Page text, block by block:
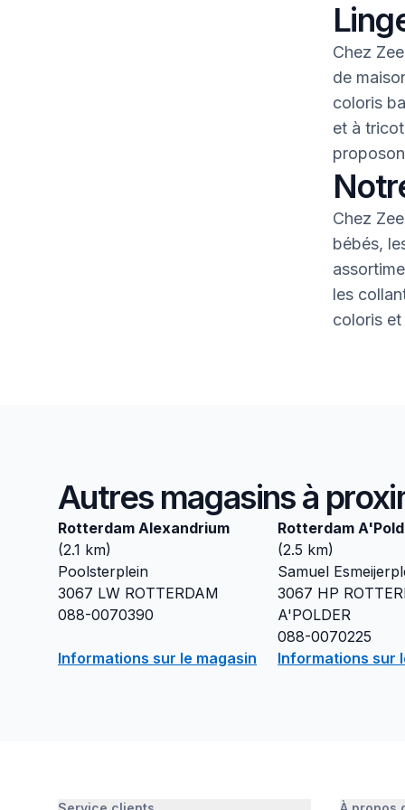
Chez
de
coloris
et à
Chez
bébés,
les
coloris et
Autres magasins à
Rotterdam Alexandrium
(2.1 km)
Poolsterplein
3067 LW ROTTERDAM
088-0070390
Informations sur le magasin
Rotterdam
(2.5 km)
Samuel
3067 HP
A'POLDER
088-0070225
Informations sur